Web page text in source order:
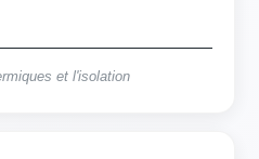
et l'isolation